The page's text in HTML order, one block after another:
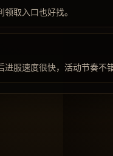
取入口也好找。
服速度很快，活动节奏不错